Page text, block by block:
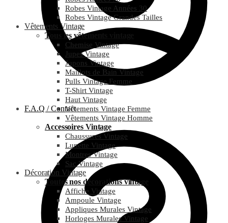
F.A.Q / Contact
Robes Vintage Années 30
Robes Vintage Grandes Tailles
Vêtements Vintage
Tous les vêtements vintage
Chemise Vintage
Jupes Vintage
Jupons Vintage
Maillots de Bain Vintage
Pulls Vintage Femme
T-Shirt Vintage
Haut Vintage
Vêtements Vintage Femme
Vêtements Vintage Homme
Accessoires Vintage
Chaussures Vintage
Lunette Vintage
Montres Vintage
Sac Vintage
Décoration Vintage
Toutes nos décorations vintage
Affiche Vintage
Ampoule Vintage
Appliques Murales Vintage
Horloges Murales Vintage